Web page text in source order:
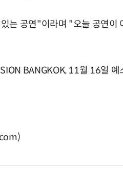
는 공연"이라며 "오늘 공연이
BANGKOK, 11월 16일